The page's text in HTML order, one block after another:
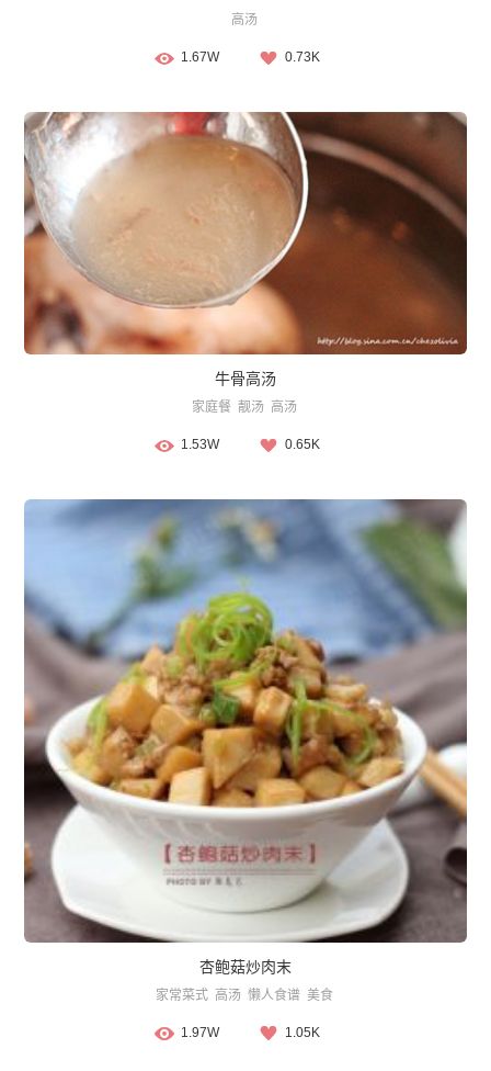
高汤
1.67W 0.73K
牛骨高汤
家庭餐 靓汤 高汤
1.53W 0.65K
杏鲍菇炒肉末
家常菜式 高汤 懒人食谱 美食
1.97W 1.05K